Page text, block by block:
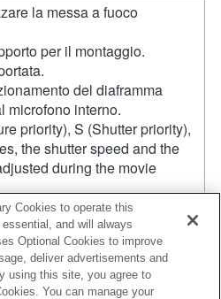
la messa a fuoco
per il montaggio.
del diaframma
microfono interno.
priority), S (Shutter priority),
the shutter speed and the
during the movie
ristretto rispetto a quello
Phase Detection AF" non è
A-mount] utilizzando il
Cookies to operate this
and will always
Optional Cookies to improve
deliver advertisements and
using this site, you agree to
You can manage your